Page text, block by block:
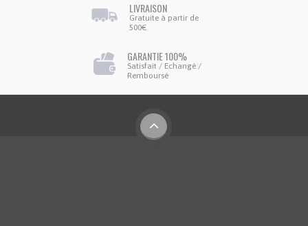
LIVRAISON
Gratuite à partir de
500€
GARANTIE 100%
Satisfait / Echangé /
Remboursé